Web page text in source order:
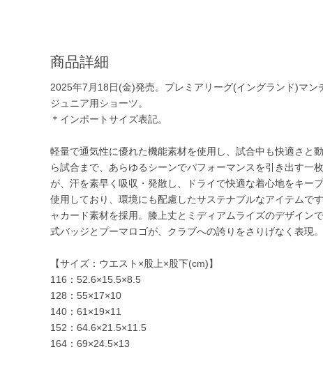
商品詳細
2025年7月18日(金)発売。プレミアリーグ(イングランド)マ
ジュニア用ショーツ。
＊インポートサイズ表記。
軽量で通気性に優れた機能素材を使用し、試合中も快適さと
ら試合まで、あらゆるシーンでパフォーマンスを引き出す一
が、汗を素早く吸収・発散し、ドライで快適な着心地をキー
使用しており、環境にも配慮したサステナブルなアイテムで
ャカード素材を採用。膝上丈とミディアムライズのデザイン
式バッジとプーマロゴが、クラブへの誇りをさりげなく表現
【サイズ：ウエスト×股上×股下(cm)】
116：52.6×15.5×8.5
128：55×17×10
140：61×19×11
152：64.6×21.5×11.5
164：69×24.5×13